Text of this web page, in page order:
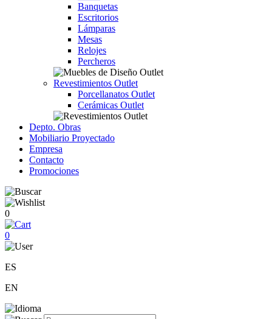
Banquetas
Escritorios
Lámparas
Mesas
Relojes
Percheros
Revestimientos Outlet
Porcellanatos Outlet
Cerámicas Outlet
Depto. Obras
Mobiliario Proyectado
Empresa
Contacto
Promociones
0
0
ES
EN